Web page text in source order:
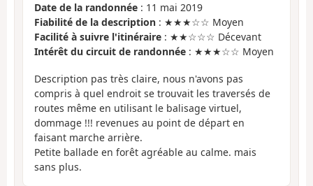
Date de la randonnée : 11 mai 2019
Fiabilité de la description : ★★★☆☆ Moyen
Facilité à suivre l'itinéraire : ★★☆☆☆ Décevant
Intérêt du circuit de randonnée : ★★★☆☆ Moyen
Description pas très claire, nous n'avons pas
compris à quel endroit se trouvait les traversés de
routes même en utilisant le balisage virtuel,
dommage !!! revenues au point de départ en
faisant marche arrière.
Petite ballade en forêt agréable au calme. mais
sans plus.